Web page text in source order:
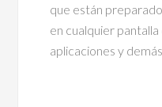
que están
en cualquier
aplicaciones y